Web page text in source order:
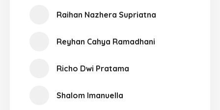
Raihan Nazhera Supriatna
Reyhan Cahya Ramadhani
Richo Dwi Pratama
Shalom Imanuella